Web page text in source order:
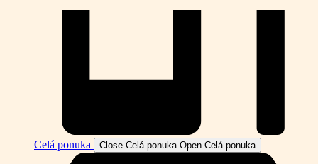
Celá ponuka Close Celá ponuka Open Celá ponuka